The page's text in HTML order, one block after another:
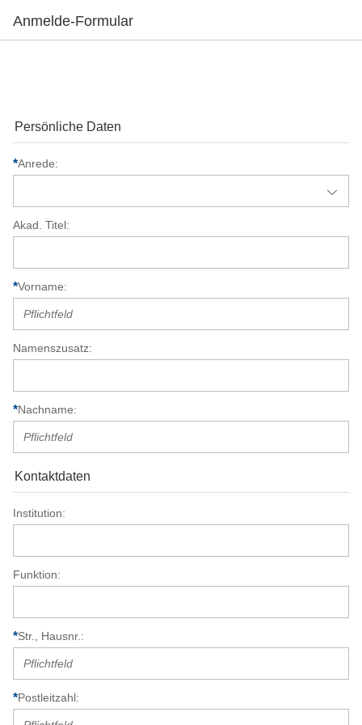
Anmelde-Formular
Persönliche Daten
Anrede
Akad. Titel
Vorname
Namenszusatz
Nachname
Kontaktdaten
Institution
Funktion
Str., Hausnr.
Postleitzahl